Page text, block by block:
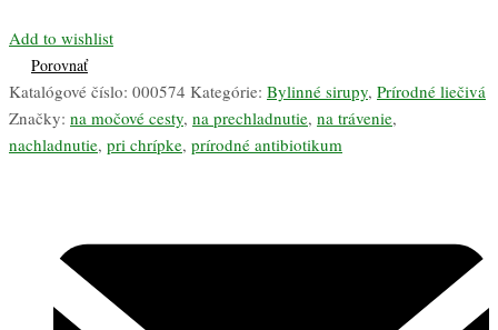
Add to wishlist
Porovnať
Katalógové číslo: 000574 Kategórie: Bylinné sirupy, Prírodné liečivá
Značky: na močové cesty, na prechladnutie, na trávenie,
nachladnutie, pri chrípke, prírodné antibiotikum